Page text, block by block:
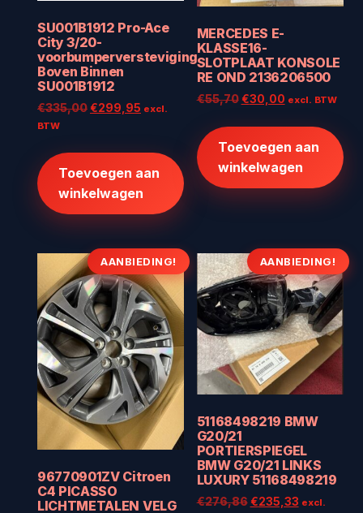
SU001B1912 Pro-Ace
City 3/20-
voorbumperversteviging
Boven Binnen
SU001B1912
€335,00Oorspronkelijke
€299,95 Huidige
€299,95.
excl.
BTW
Toevoegen aan
winkelwagen
MERCEDES E-
KLASSE16-
SLOTPLAAT KONSOLE
RE OND 2136206500
€55,70 Oorspronkelijke
€55,70.
€30,00Huidige
€30,00.
excl. BTW
Toevoegen aan
winkelwagen
AANBIEDING!
96770901ZV Citroen
C4 PICASSO
LICHTMETALEN VELG
AANBIEDING!
51168498219 BMW
G20/21
PORTIERSPIEGEL
BMW G20/21 LINKS
LUXURY 51168498219
€276,86 Oorspronkelijke
€235,33Huidige
excl.